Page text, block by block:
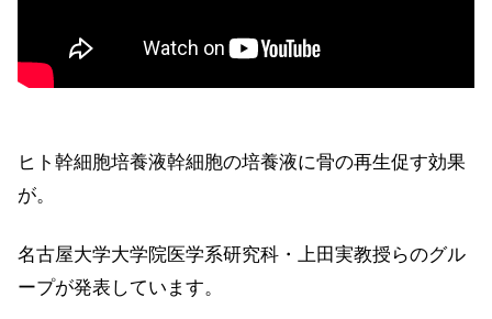
ヒト幹細胞培養液幹細胞の培養液に骨の再生促す効果
が。
名古屋大学大学院医学系研究科・上田実教授らのグル
ープが発表しています。